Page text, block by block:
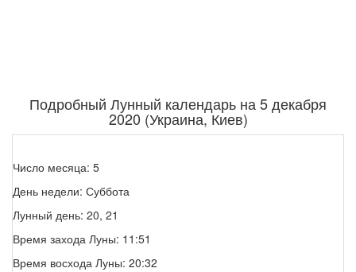
Подробный Лунный календарь на 5 декабря
2020 (Украина, Киев)
Число месяца: 5
День недели: Суббота
Лунный день: 20, 21
Время захода Луны: 11:51
Время восхода Луны: 20:32